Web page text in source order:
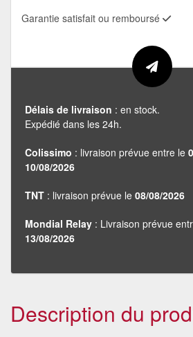
Garantie satisfait ou remboursé
Délais de livraison : en stock.
Expédié dans les 24h.
Colissimo : livraison prévue entre le
10/08/2026
TNT : livraison prévue le 08/08/2026
Mondial Relay : Livraison prévue
13/08/2026
Description du